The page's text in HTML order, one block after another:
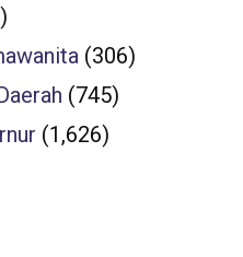
(306)
(745)
(1,626)